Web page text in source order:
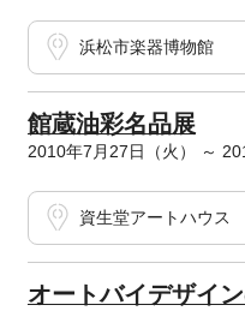
浜松市楽器博物館
館蔵油彩名品展
2010年7月27日（火） ～
資生堂アートハウス
オートバイデザイ